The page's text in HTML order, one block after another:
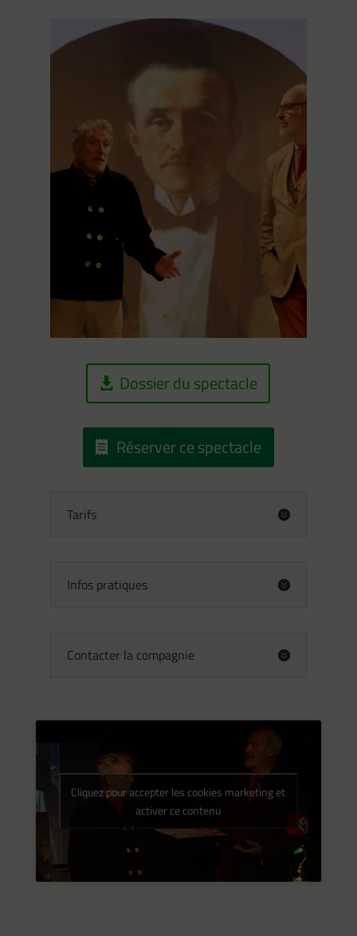
Dossier du spectacle
Réserver ce spectacle
Tarifs
Infos pratiques
Contacter la compagnie
Cliquez pour accepter les cookies marketing et
activer ce contenu